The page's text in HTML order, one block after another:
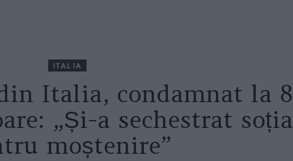
ITALIA
Italia, condamnat la 8
„Și-a sechestrat soția
moștenire”